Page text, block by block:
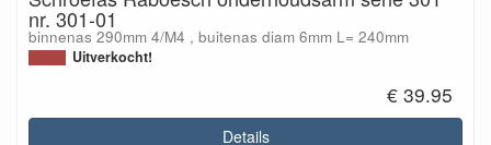
nr. 301-01
binnenas 290mm 4/M4 , buitenas diam 6mm L= 240mm
Uitverkocht!
€ 39.95
Details